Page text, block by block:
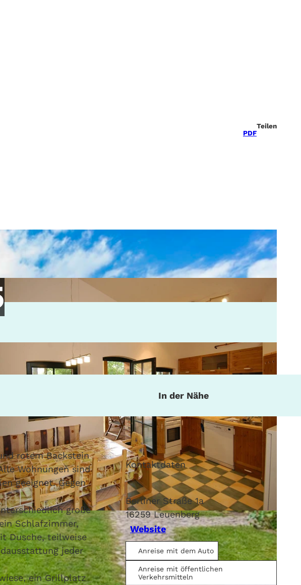
PDF
Teilen
In der Nähe
rotem Backstein
Wohnungen sind
geeignet. Gegen
große
Schlafzimmer,
Dusche, teilweise
jeder
ein Grillplatz
Kontaktdaten
Berliner Straße 1a
16259Leuenberg
Website
Anreise mit dem Auto
Anreise mit öffentlichen
Verkehrsmitteln